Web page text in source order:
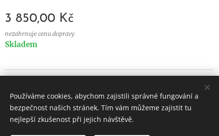
3 850,00 Kč
nezahrnuje cenu dopravy
Skladem
Vytvořeno službouWebnode Cookies
Používáme cookies, abychom zajistili správné fungování a
bezpečnost našich stránek. Tím vám můžeme zajistit tu
nejlepší zkušenost při jejich návštěvě.